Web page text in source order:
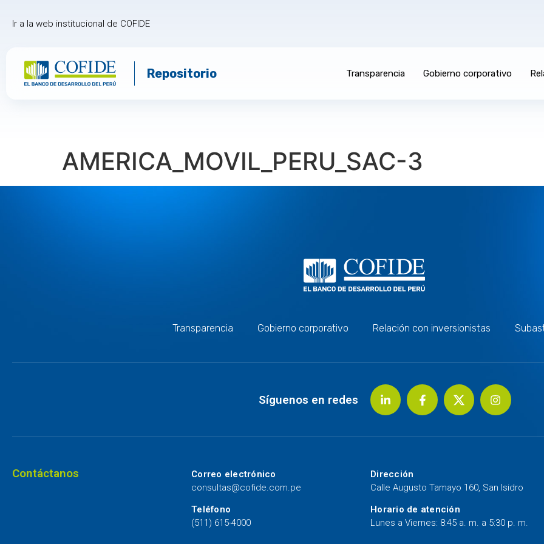
Ir a la web institucional de COFIDE
Repositorio Transparencia Gobierno corporativo
AMERICA_MOVIL_PERU_SAC-3
Transparencia Gobierno corporativo Relación con inversionistas
Síguenos en redes
Contáctanos
Correo electrónico
consultas@cofide.com.pe
Teléfono
(511) 615-4000
Dirección
Calle Augusto Tamayo 160, San Isidro
Horario de atención
Lunes a Viernes: 8:45 a. m. a 5:30 p. m.